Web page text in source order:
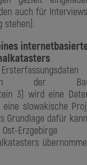
auch für
stehen).
der
3) wird eine
eine slowakische
Grundlage dafür